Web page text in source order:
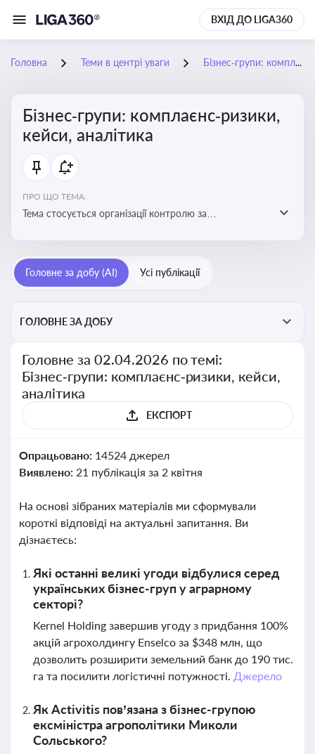
ВХІД ДО LIGA360
Головна Теми в центрі уваги Бізнес‑групи: комплаєнс‑ризики, кейси, аналітика
Бізнес‑групи: комплаєнс‑ризики,
кейси, аналітика
ПРО ЩО ТЕМА:
Тема стосується організації контролю за
Головне за добу (AI) Усі публікації
ГОЛОВНЕ ЗА ДОБУ
Головне за 02.04.2026 по темі:
Бізнес‑групи: комплаєнс‑ризики, кейси,
аналітика
ЕКСПОРТ
Опрацьовано: 14524 джерел
Виявлено: 21 публікація за 2 квітня
На основі зібраних матеріалів ми сформували
короткі відповіді на актуальні запитання. Ви
дізнаєтесь:
Які останні великі угоди відбулися серед
українських бізнес-груп у аграрному
секторі?
Kernel Holding завершив угоду з придбання 100%
акцій агрохолдингу Enselco за $348 млн, що
дозволить розширити земельний банк до 190 тис.
га та посилити логістичні потужності. Джерело
Як Activitis пов’язана з бізнес-групою
ексміністра агрополітики Миколи
Сольського?